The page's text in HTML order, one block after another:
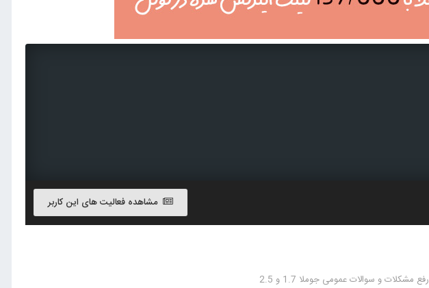
مشاهده فعالیت های این کاربر
رفع مشکلات و سوالات عمومی جوملا 1.7 و 2.5